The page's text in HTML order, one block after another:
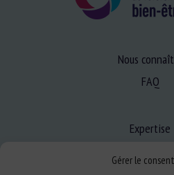
Gérer le
Nous
FAQ
Expertise